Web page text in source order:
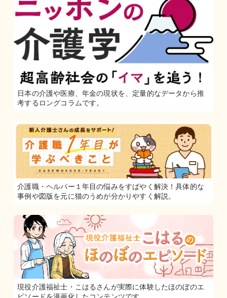
日本の介護や医療、年金の現状を、定量的なデータから推
考するロングコラムです。
介護職・ヘルパー１年目の悩みをすばやく解決！具体的な
事例や図版を元に猫のうめが分かりやすく解説。
現役介護福祉士・こはるさんが実際に体験したほのぼのエ